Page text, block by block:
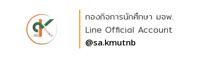
content
กองกิจการนักศึกษา มจพ.
Line Official Account
@sa.kmutnb